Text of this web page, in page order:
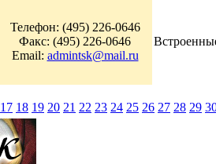
Телефон: (495) 226-0646
Факс: (495) 226-0646
Email: admintsk@mail.ru
17 18 19 20 21 22 23 24 25 26 27 28 29